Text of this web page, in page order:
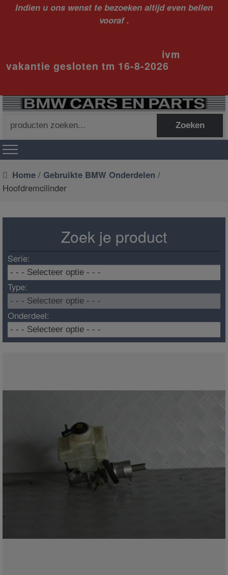
Indien u ons wenst te bezoeken altijd even bellen
vooraf .
ivm
vakantie gesloten tm 16-8-2026
naar:
Zoeken
Home / Gebruikte BMW Onderdelen /
Hoofdremcilinder
Zoek je product
Serie:
Type:
Onderdeel: